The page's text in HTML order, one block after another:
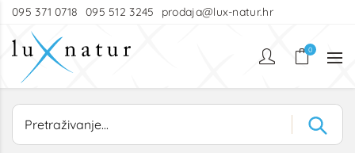
095 371 0718 095 512 3245 prodaja@lux-natur.hr
0